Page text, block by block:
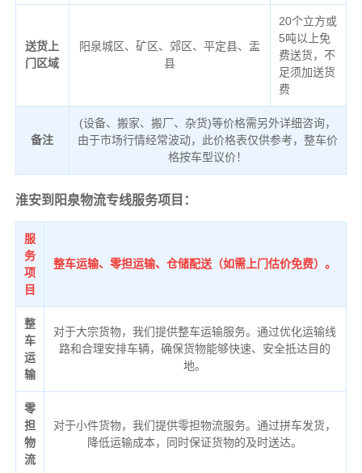
送货上
门区域
阳泉城区、矿区、郊区、平定县、盂
县
20个立方或
5吨以上免
费送货，不
足须加送货
费
备注
(设备、搬家、搬厂、杂货)等价格需另外详细咨询，
由于市场行情经常波动，此价格表仅供参考，整车价
格按车型议价！
淮安到阳泉物流专线服务项目：
服
务
项
目
整车运输、零担运输、仓储配送（如需上门估价免费）。
整
车
运
输
对于大宗货物，我们提供整车运输服务。通过优化运输线
路和合理安排车辆，确保货物能够快速、安全抵达目的
地。
零
担
物
流
对于小件货物，我们提供零担物流服务。通过拼车发货，
降低运输成本，同时保证货物的及时送达。